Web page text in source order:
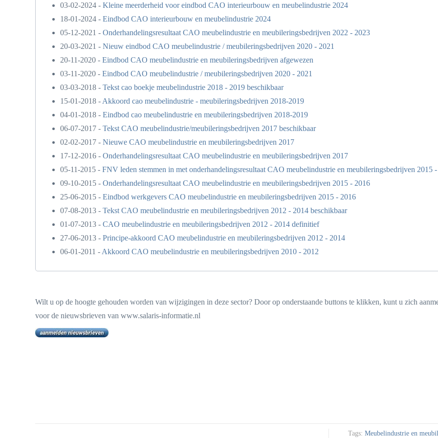
03-02-2024 - Kleine meerderheid voor eindbod CAO interieurbouw en meubelindustrie 2024
18-01-2024 - Eindbod CAO interieurbouw en meubelindustrie 2024
05-12-2021 - Onderhandelingsresultaat CAO meubelindustrie en meubileringsbedrijven 2022 - 2023
20-03-2021 - Nieuw eindbod CAO meubelindustrie / meubileringsbedrijven 2020 - 2021
20-11-2020 - Eindbod CAO meubelindustrie en meubileringsbedrijven afgewezen
03-11-2020 - Eindbod CAO meubelindustrie / meubileringsbedrijven 2020 - 2021
03-03-2018 - Tekst cao boekje meubelindustrie 2018 - 2019 beschikbaar
15-01-2018 - Akkoord cao meubelindustrie - meubileringsbedrijven 2018-2019
04-01-2018 - Eindbod cao meubelindustrie en meubileringsbedrijven 2018-2019
06-07-2017 - Tekst CAO meubelindustrie/meubileringsbedrijven 2017 beschikbaar
02-02-2017 - Nieuwe CAO meubelindustrie en meubileringsbedrijven 2017
17-12-2016 - Onderhandelingsresultaat CAO meubelindustrie en meubileringsbedrijven 2017
05-11-2015 - FNV leden stemmen in met onderhandelingsresultaat CAO meubelindustrie en meubileringsbedrijven 2015
09-10-2015 - Onderhandelingsresultaat CAO meubelindustrie en meubileringsbedrijven 2015 - 2016
25-06-2015 - Eindbod werkgevers CAO meubelindustrie en meubileringsbedrijven 2015 - 2016
07-08-2013 - Tekst CAO meubelindustrie en meubileringsbedrijven 2012 - 2014 beschikbaar
01-07-2013 - CAO meubelindustrie en meubileringsbedrijven 2012 - 2014 definitief
27-06-2013 - Principe-akkoord CAO meubelindustrie en meubileringsbedrijven 2012 - 2014
06-01-2011 - Akkoord CAO meubelindustrie en meubileringsbedrijven 2010 - 2012
Wilt u op de hoogte gehouden worden van wijzigingen in deze sector? Door op onderstaande buttons te klikken, kunt u zich
voor de nieuwsbrieven van www.salaris-informatie.nl
Tags: Meubelindustrie en